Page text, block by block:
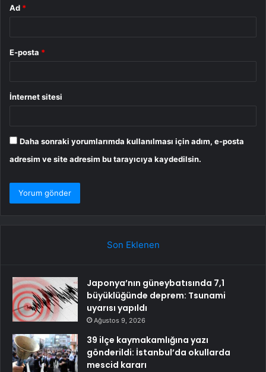
Ad *
E-posta *
İnternet sitesi
Daha sonraki yorumlarımda kullanılması için adım, e-posta
adresim ve site adresim bu tarayıcıya kaydedilsin.
Son Eklenen
Japonya’nın güneybatısında 7,1
büyüklüğünde deprem: Tsunami
uyarısı yapıldı
Ağustos 9, 2026
39 ilçe kaymakamlığına yazı
gönderildi: İstanbul’da okullarda
mescid kararı